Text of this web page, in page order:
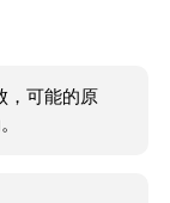
，可能的原